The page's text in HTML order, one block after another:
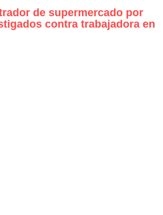
de supermercado por
contra trabajadora en